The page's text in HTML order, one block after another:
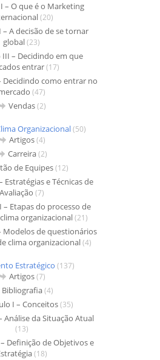
– O que é o Marketing
(20)
A decisão de se tornar
global(23)
– Decidindo em que
entrar(17)
Decidindo como entrar no
(47)
Vendas(2)
Organizacional(50)
Artigos(4)
Carreira(2)
de Equipes(12)
Estratégias e Técnicas de
Avaliação (7)
Etapas do processo de
organizacional(21)
Modelos de questionários
clima organizacional(4)
Estratégico (137)
Artigos(7)
Bibliografia(4)
I – Conceitos(35)
Análise da Situação Atual
(13)
Definição de Objetivos e
(18)